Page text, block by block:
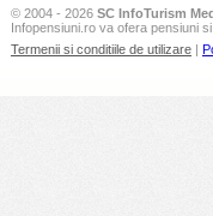
© 2004 - 2026 SC InfoTurism
Infopensiuni.ro va ofera pensiuni
Termenii si conditiile de utilizare |